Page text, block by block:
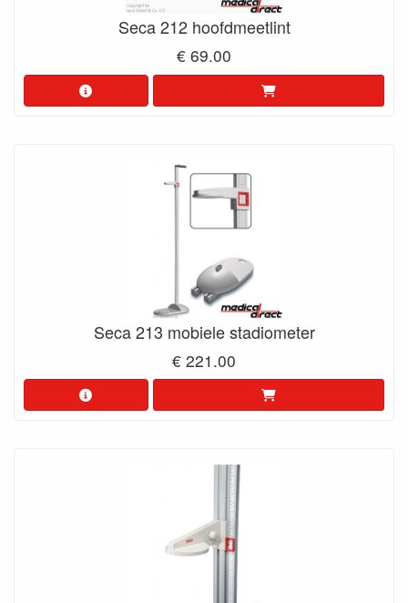
Seca 212 hoofdmeetlint
€ 69.00
Seca 213 mobiele stadiometer
€ 221.00